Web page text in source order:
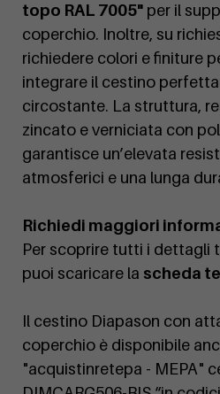
topo RAL 7005" per il
coperchio. Inoltre, su
richiedere colori e finiture
integrare il cestino
circostante. La struttura,
zincato e verniciata con
garantisce un’elevata
atmosferici e una lunga
Richiedi maggiori
Per scoprire tutti i dettagli
puoi scaricare la scheda
Il cestino Diapason con
coperchio è disponibile
"acquistinretepa - MEPA"